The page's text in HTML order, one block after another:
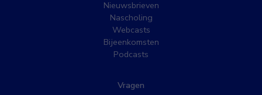
Nieuwsbrieven
Nascholing
Webcasts
Bijeenkomsten
Podcasts
Vragen